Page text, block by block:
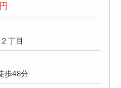
丁目
歩48分